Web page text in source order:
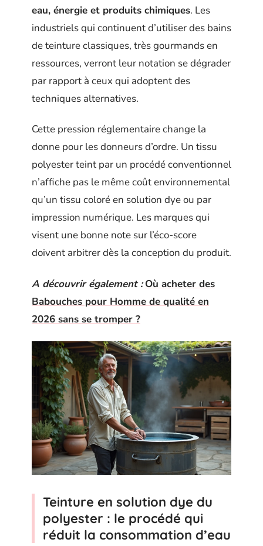
eau, énergie et produits chimiques. Les
industriels qui continuent d’utiliser des bains
de teinture classiques, très gourmands en
ressources, verront leur notation se dégrader
par rapport à ceux qui adoptent des
techniques alternatives.
Cette pression réglementaire change la
donne pour les donneurs d’ordre. Un tissu
polyester teint par un procédé conventionnel
n’affiche pas le même coût environnemental
qu’un tissu coloré en solution dye ou par
impression numérique. Les marques qui
visent une bonne note sur l’éco-score
doivent arbitrer dès la conception du produit.
A découvrir également : Où acheter des
Babouches pour Homme de qualité en
2026 sans se tromper ?
Teinture en solution dye du
polyester : le procédé qui
réduit la consommation d’eau